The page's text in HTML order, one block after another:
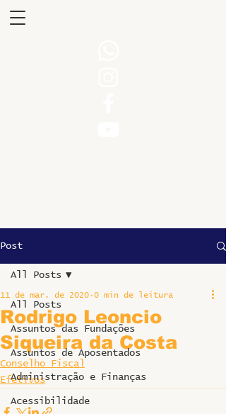
Post
All Posts
Assuntos das Fundações
Assuntos de Aposentados
Administração e Finanças
Acessibilidade
All Posts
Rodrigo Leoncio
Siqueira da Costa
11 de mar. de 2020 0 min de leitura
Conselho Fiscal
Efetivos